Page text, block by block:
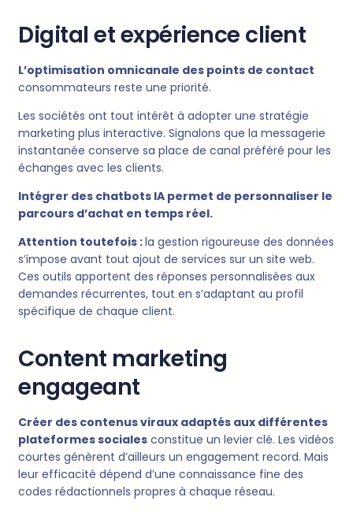
Digital et expérience client
L’optimisation omnicanale des points de contact
consommateurs reste une priorité.
Les sociétés ont tout intérêt à adopter une stratégie
marketing plus interactive. Signalons que la messagerie
instantanée conserve sa place de canal préféré pour les
échanges avec les clients.
Intégrer des chatbots IA permet de personnaliser le
parcours d’achat en temps réel.
Attention toutefois :la gestion rigoureuse des données
s’impose avant tout ajout de services sur un site web.
Ces outils apportent des réponses personnalisées aux
demandes récurrentes, tout en s’adaptant au profil
spécifique de chaque client.
Content marketing
engageant
Créer des contenus viraux adaptés aux différentes
plateformes sociales constitue un levier clé. Les vidéos
courtes génèrent d’ailleurs un engagement record. Mais
leur efficacité dépend d’une connaissance fine des
codes rédactionnels propres à chaque réseau.